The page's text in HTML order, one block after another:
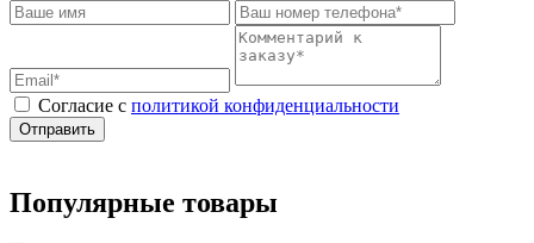
Cогласие с политикой конфиденциальности
Отправить
Популярные товары